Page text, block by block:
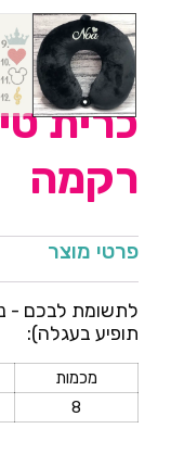
כרית
רקמה
פרטי מוצר
לתשומת לבכם -
תופיע בעגלה):
מכמות
8